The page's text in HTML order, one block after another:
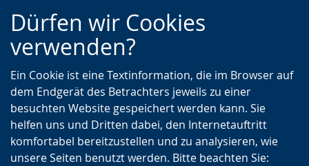
Zur
Hauptnavigation
Zur
Seitennavigation
Zum
Inhalt
Dürfen wir Cookies
verwenden?
Ein Cookie ist eine Textinformation, die im Browser auf
dem Endgerät des Betrachters jeweils zu einer
besuchten Website gespeichert werden kann. Sie
helfen uns und Dritten dabei, den Internetauftritt
komfortabel bereitzustellen und zu analysieren, wie
unsere Seiten benutzt werden. Bitte beachten Sie: